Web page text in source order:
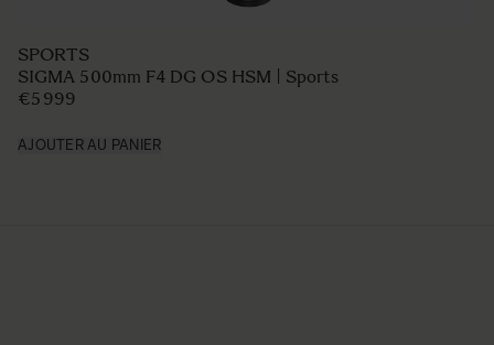
SPORTS
SIGMA 500mm F4 DG OS HSM | Sports
€5 999
AJOUTER AU PANIER